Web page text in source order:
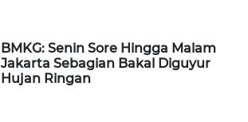
BMKG: Senin Sore Hingga Malam
Jakarta Sebagian Bakal Diguyur
Hujan Ringan